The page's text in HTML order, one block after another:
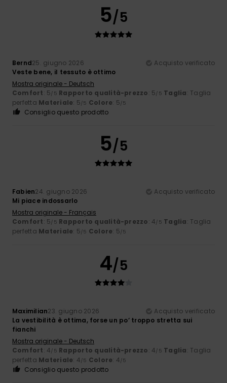
5/5
Bernd25. giugno 2026
Acquisto verificato
Veste bene, il tessuto è ottimo
Mostra originale - Deutsch
Comfort: 5/5 Rapporto qualità-prezzo: 5/5 Taglia: Taglia
perfetta Materiale: 5/5 Colore: 5/5
Consiglio questo prodotto
5/5
Fabien24. giugno 2026
Acquisto verificato
Mi piace indossarlo
Mostra originale - Français
Comfort: 5/5 Rapporto qualità-prezzo: 4/5 Taglia: Taglia
perfetta Materiale: 5/5 Colore: 5/5
4/5
Maximilian23. giugno 2026
Acquisto verificato
La vestibilità è ottima, forse un po’ troppo stretta sui
fianchi
Mostra originale - Deutsch
Comfort: 4/5 Rapporto qualità-prezzo: 4/5 Taglia: Taglia
perfetta Materiale: 4/5 Colore: 4/5
Consiglio questo prodotto